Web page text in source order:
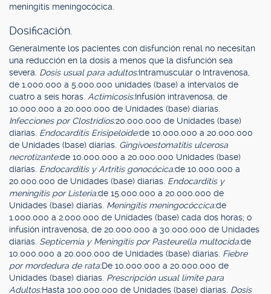
meningitis meningocócica.
Dosificación.
Generalmente los pacientes con disfunción renal no necesitan
una reducción en la dosis a menos que la disfunción sea
severa. Dosis usual para adultos:Intramuscular o Intravenosa,
de 1.000.000 a 5.000.000 unidades (base) a intervalos de
cuatro a seis horas. Actimicosis:Infusión intravenosa, de
10.000.000 a 20.000.000 de Unidades (base) diarias.
Infecciones por Clostridios:20.000.000 de Unidades (base)
diarias. Endocarditis Erisipeloide:de 10.000.000 a 20.000.000
de Unidades (base) diarias. Gingivoestomatitis ulcerosa
necrotizante:de 10.000.000 a 20.000.000 Unidades (base)
diarias. Endocarditis y Artritis gonocócica:de 10.000.000 a
20.000.000 de Unidades (base) diarias. Endocarditis y
meningitis por Listeria:de 15.000.000 a 20.000.000 de
Unidades (base) diarias. Meningitis meningocóccica:de
1.000.000 a 2.000.000 de Unidades (base) cada dos horas; o
infusión intravenosa, de 20.000.000 a 30.000.000 de Unidades
diarias. Septicemia y Meningitis por Pasteurella multocida:de
10.000.000 a 20.000.000 de Unidades (base) diarias. Fiebre
por mordedura de rata:De 10.000.000 a 20.000.000 de
Unidades (base) diarias. Prescripción usual límite para
Adultos:Hasta 100.000.000 de Unidades (base) diarias. Dosis